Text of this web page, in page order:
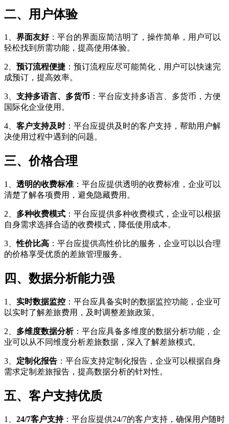
二、用户体验
1、 界面友好：平台的界面应简洁明了，操作简单，用户可以
轻松找到所需功能，提高使用体验。
2、 预订流程便捷 ：预订流程应尽可能简化，用户可以快速完
成预订，提高效率。
3、 支持多语言、多货币 ：平台应支持多语言、多货币，方便
国际化企业使用。
4、 客户支持及时：平台应提供及时的客户支持，帮助用户解
决使用过程中遇到的问题。
三、价格合理
1、 透明的收费标准 ：平台应提供透明的收费标准，企业可以
清楚了解各项费用，避免隐藏费用。
2、 多种收费模式 ：平台应提供多种收费模式，企业可以根据
自身需求选择合适的收费模式，降低使用成本。
3、性价比高 ：平台应提供高性价比的服务，企业可以以合理
的价格享受优质的差旅管理服务。
四、数据分析能力强
1、 实时数据监控 ：平台应具备实时的数据监控功能，企业可
以实时了解差旅费用，及时调整差旅政策。
2、 多维度数据分析：平台应具备多维度的数据分析功能，企
业可以从不同维度分析差旅数据，深入了解差旅模式。
3、 定制化报告 ：平台应支持定制化报告，企业可以根据自身
需求定制差旅报告，提高数据分析的针对性。
五、客户支持优质
1、 24/7客户支持：平台应提供24/7的客户支持，确保用户随时